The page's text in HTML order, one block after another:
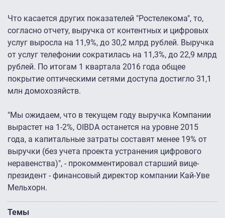
Что касается других показателей "Ростелекома", то,
согласно отчету, выручка от контентных и цифровых
услуг выросла на 11,9%, до 30,2 млрд рублей. Выручка
от услуг телефонии сократилась на 11,3%, до 22,9 млрд
рублей. По итогам 1 квартала 2016 года общее
покрытие оптическими сетями доступа достигло 31,1
млн домохозяйств.
"Мы ожидаем, что в текущем году выручка Компании
вырастет на 1-2%, OIBDA останется на уровне 2015
года, а капитальные затраты составят менее 19% от
выручки (без учета проекта устранения цифрового
неравенства)", - прокомментировал старший вице-
президент - финансовый директор компании Кай-Уве
Мельхорн.
Темы